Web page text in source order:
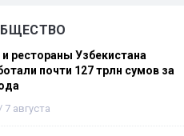
и рестораны Узбекистана
почти 127 трлн сумов за
7 августа